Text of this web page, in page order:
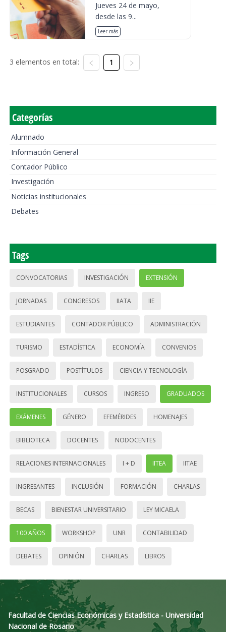
Jueves 24 de mayo,
desde las 9...
Leer más
3 elementos en total: 1
Categorías
Alumnado
Información General
Contador Público
Investigación
Noticias institucionales
Debates
Tags
CONVOCATORIAS INVESTIGACIÓN EXTENSIÓN
JORNADAS CONGRESOS IIATA IIE
ESTUDIANTES CONTADOR PÚBLICO ADMINISTRACIÓN
TURISMO ESTADÍSTICA ECONOMÍA CONVENIOS
POSGRADO POSTÍTULOS CIENCIA Y TECNOLOGÍA
INSTITUCIONALES CURSOS INGRESO GRADUADOS
EXÁMENES GÉNERO EFEMÉRIDES HOMENAJES
BIBLIOTECA DOCENTES NODOCENTES
RELACIONES INTERNACIONALES I + D IITEA IITAE
INGRESANTES INCLUSIÓN FORMACIÓN CHARLAS
BECAS BIENESTAR UNIVERSITARIO LEY MICAELA
100 AÑOS WORKSHOP UNR CONTABILIDAD
DEBATES OPINIÓN CHARLAS LIBROS
Facultad de Ciencias Económicas y Estadística - Universidad
Nacional de Rosario